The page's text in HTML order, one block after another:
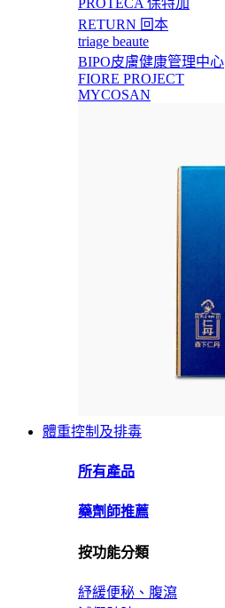
PROTECA 保特加
RETURN 回本
triage beaute
BIPO皮膚健康管理中心
FIORE PROJECT
MYCOSAN
體重控制及排毒
所有產品
藥劑師推薦
按功能分類
紓緩便秘、腹瀉